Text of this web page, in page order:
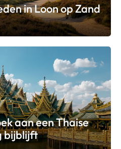
in Loon op Zand
aan een Thaise
bijblijft